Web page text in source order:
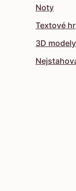
Noty
Textové
3D modely